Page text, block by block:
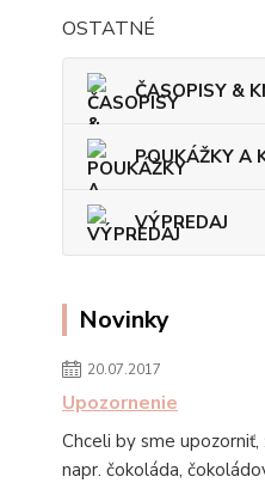
OSTATNÉ
ČASOPISY &
POUKÁŽKY A
VÝPREDAJ
Novinky
20.07.2017
Upozornenie
Chceli by sme
napr. čokoláda,